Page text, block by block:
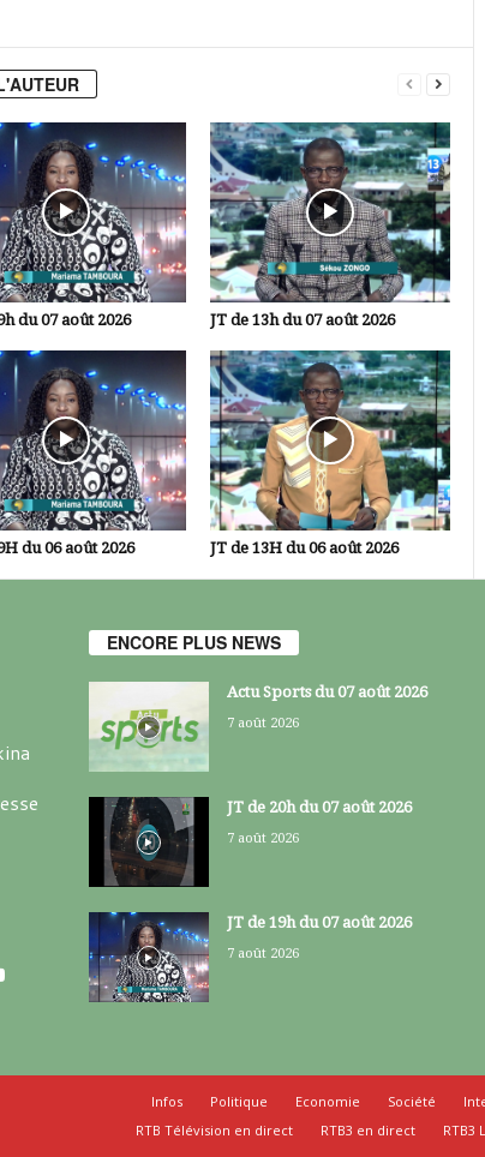
du 07 août 2026 JT de 13h du 07 août 2026
du 06 août 2026 JT de 13H du 06 août 2026
ENCORE PLUS NEWS
Actu Sports du 07 août 2026
7 août 2026
JT de 20h du 07 août 2026
7 août 2026
JT de 19h du 07 août 2026
7 août 2026
Infos Politique Economie Société
RTB Télévision en direct
RTB3 en direct RTB3